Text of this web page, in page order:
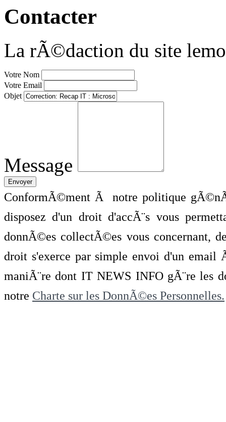
Contacter
La rÃ©daction du site
Votre Nom
Votre Email
Objet
Message
ConformÃ©ment Ã notre politique
disposez d'un droit d'accÃ¨s vous
donnÃ©es collectÃ©es vous concernant,
droit s'exerce par simple envoi d'un
maniÃ¨re dont IT NEWS INFO gÃ¨re les
notre Charte sur les DonnÃ©es Personnelles.